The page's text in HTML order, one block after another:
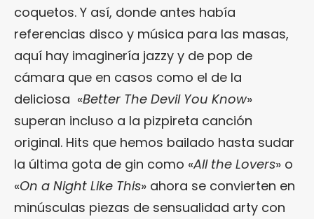
coquetos. Y así, donde antes había
referencias disco y música para las masas,
aquí hay imaginería jazzy y de pop de
cámara que en casos como el de la
deliciosa «Better The Devil You Know»
superan incluso a la pizpireta canción
original. Hits que hemos bailado hasta sudar
la última gota de gin como «All the Lovers» o
«On a Night Like This» ahora se convierten en
minúsculas piezas de sensualidad arty con